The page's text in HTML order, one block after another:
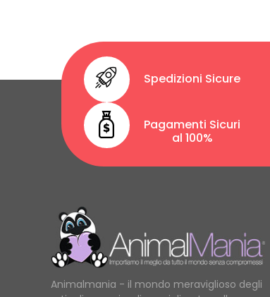
Spedizioni Sicure
Pagamenti Sicuri
al 100%
Animalmania - il mondo meraviglioso degli